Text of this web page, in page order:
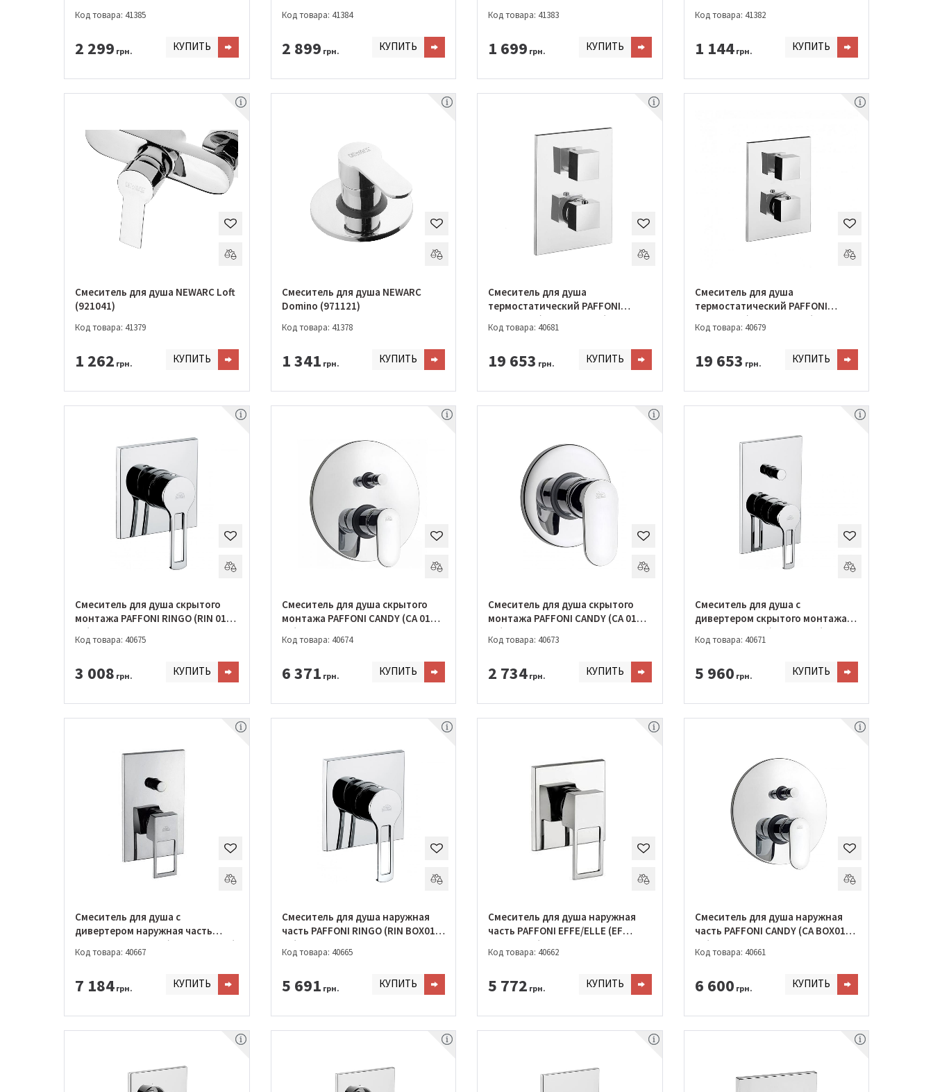
Код товара: 41385
2 299 грн. КУПИТЬ
Код товара: 41384
2 899 грн. КУПИТЬ
Код товара: 41383
1 699 грн. КУПИТЬ
Код товара: 41382
1 144 грн. КУПИТЬ
Смеситель для душа NEWARC Loft
(921041)
Код товара: 41379
1 262 грн. КУПИТЬ
Смеситель для душа NEWARC
Domino (971121)
Код товара: 41378
1 341 грн. КУПИТЬ
Смеситель для душа
термостатический PAFFONI
EFFE/ELLE (LEQ 519 CR/M)
Код товара: 40681
19 653 грн. КУПИТЬ
Смеситель для душа
термостатический PAFFONI
EFFE/ELLE (LEQ 518 CR/M)
Код товара: 40679
19 653 грн. КУПИТЬ
Смеситель для душа скрытого
монтажа PAFFONI RINGO (RIN 010
CR)
Код товара: 40675
3 008 грн. КУПИТЬ
Смеситель для душа скрытого
монтажа PAFFONI CANDY (CA 015
CR)
Код товара: 40674
6 371 грн. КУПИТЬ
Смеситель для душа скрытого
монтажа PAFFONI CANDY (CA 010
CR)
Код товара: 40673
2 734 грн. КУПИТЬ
Смеситель для душа с
дивертером скрытого монтажа
PAFFONI RINGO (RIN 015 CR)
Код товара: 40671
5 960 грн. КУПИТЬ
Смеситель для душа с
дивертером наружная часть
PAFFONI EFFE/ELLE (EF BOX015 CR)
Код товара: 40667
7 184 грн. КУПИТЬ
Смеситель для душа наружная
часть PAFFONI RINGO (RIN BOX010
CR)
Код товара: 40665
5 691 грн. КУПИТЬ
Смеситель для душа наружная
часть PAFFONI EFFE/ELLE (EF
BOX010 CR)
Код товара: 40662
5 772 грн. КУПИТЬ
Смеситель для душа наружная
часть PAFFONI CANDY (CA BOX015
CR)
Код товара: 40661
6 600 грн. КУПИТЬ